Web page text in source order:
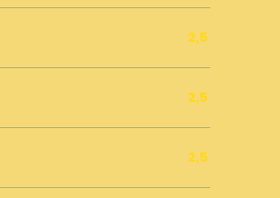
2,5
2,5
2,5